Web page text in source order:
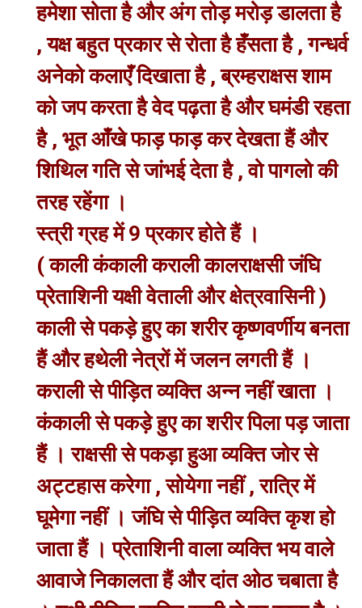
हमेशा सोता है और अंग तोड़ मरोड़ डालता है
, यक्ष बहुत प्रकार से रोता है हँसता है , गन्धर्व
अनेको कलाएँ दिखाता है , ब्रम्हराक्षस शाम
को जप करता है वेद पढ़ता है और घमंडी रहता
है , भूत आँखे फाड़ फाड़ कर देखता हैं और
शिथिल गति से जांभई देता है , वो पागलो की
तरह रहेंगा ।
स्त्री ग्रह में 9 प्रकार होते हैं ।
( काली कंकाली कराली कालराक्षसी जंघि
प्रेताशिनी यक्षी वेताली और क्षेत्रवासिनी )
काली से पकड़े हुए का शरीर कृष्णवर्णीय बनता
हैं और हथेली नेत्रों में जलन लगती हैं ।
कराली से पीड़ित व्यक्ति अन्न नहीं खाता ।
कंकाली से पकड़े हुए का शरीर पिला पड़ जाता
हैं । राक्षसी से पकड़ा हुआ व्यक्ति जोर से
अट्टहास करेगा , सोयेगा नहीं , रात्रि में
घूमेगा नहीं । जंघि से पीड़ित व्यक्ति कृश हो
जाता हैं । प्रेताशिनी वाला व्यक्ति भय वाले
आवाजे निकालता हैं और दांत ओठ चबाता है